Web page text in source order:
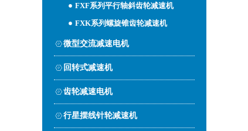
FXF系列平行轴斜齿轮减速机
FXK系列螺旋锥齿轮减速机
微型交流减速电机
回转式减速机
齿轮减速电机
行星摆线针轮减速机